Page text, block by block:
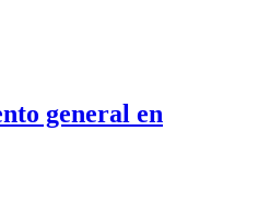
general en